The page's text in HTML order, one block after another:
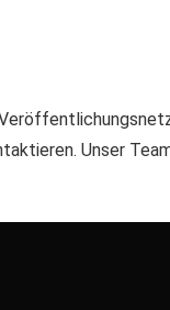
Unser